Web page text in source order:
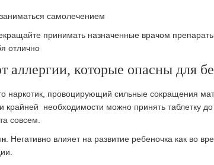
самолечением
принимать назначенные врачом
отлично
аллергии, которые опасны для
наркотик, провоцирующий сильные сокращения
необходимости можно принять таблетку до
совсем.
. Негативно влияет на развитие ребеночка как во